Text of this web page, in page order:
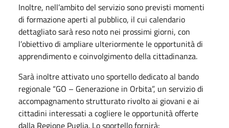
Inoltre, nell’ambito del servizio sono previsti momenti
di formazione aperti al pubblico, il cui calendario
dettagliato sarà reso noto nei prossimi giorni, con
l’obiettivo di ampliare ulteriormente le opportunità di
apprendimento e coinvolgimento della cittadinanza.
Sarà inoltre attivato uno sportello dedicato al bando
regionale “GO – Generazione in Orbita”, un servizio di
accompagnamento strutturato rivolto ai giovani e ai
cittadini interessati a cogliere le opportunità offerte
dalla Regione Puglia. Lo sportello fornirà: